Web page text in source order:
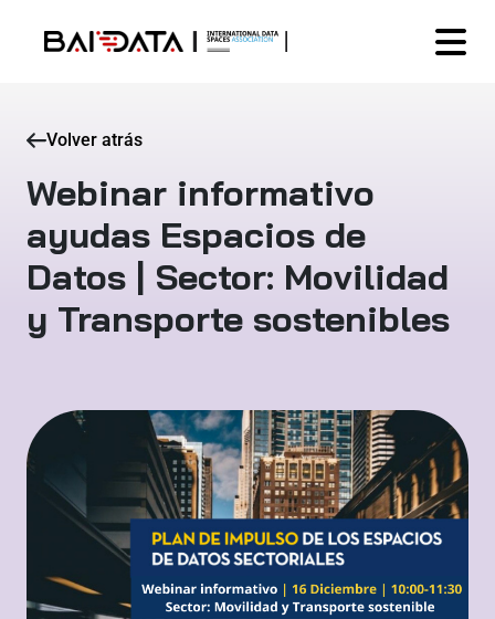
Volver atrás
Webinar informativo
ayudas Espacios de
Datos | Sector: Movilidad
y Transporte sostenibles